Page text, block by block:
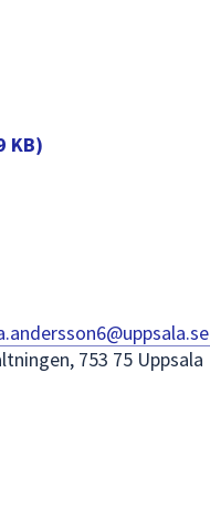
KB)
753 75 Uppsala